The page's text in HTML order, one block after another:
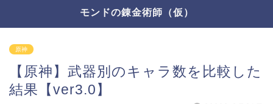
モンドの錬金術師（仮）
原神
【原神】武器別のキャラ数を比較した
結果【ver3.0】